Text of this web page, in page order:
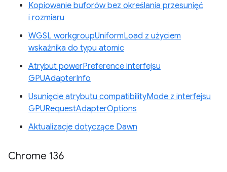
Kopiowanie buforów bez określania przesunięć
i rozmiaru
WGSL workgroupUniformLoad z użyciem
wskaźnika do typu atomic
Atrybut powerPreference interfejsu
GPUAdapterInfo
Usunięcie atrybutu compatibilityMode z interfejsu
GPURequestAdapterOptions
Aktualizacje dotyczące Dawn
Chrome 136